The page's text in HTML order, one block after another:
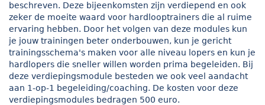
beschreven. Deze bijeenkomsten zijn verdiepend en ook
zeker de moeite waard voor hardlooptrainers die al ruime
ervaring hebben. Door het volgen van deze modules kun
je jouw trainingen beter onderbouwen, kun je gericht
trainingsschema's maken voor alle niveau lopers en kun je
hardlopers die sneller willen worden prima begeleiden. Bij
deze verdiepingsmodule besteden we ook veel aandacht
aan 1-op-1 begeleiding/coaching. De kosten voor deze
verdiepingsmodules bedragen 500 euro.